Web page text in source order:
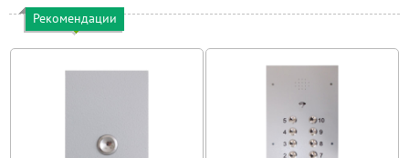
Рекомендации